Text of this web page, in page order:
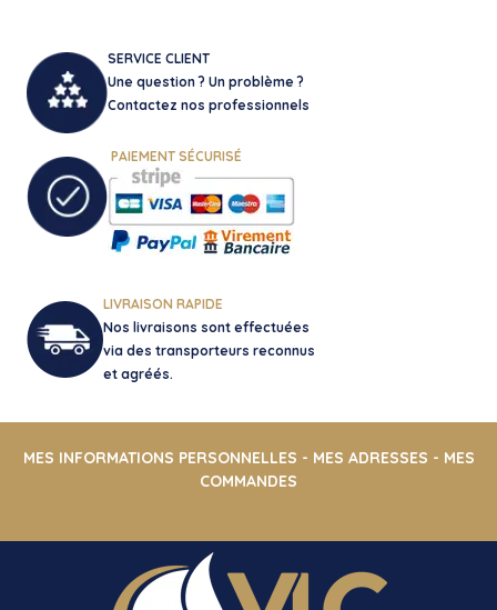
SERVICE CLIENT
Une question ? Un problème ?
Contactez nos professionnels
PAIEMENT SÉCURISÉ
LIVRAISON RAPIDE
Nos livraisons sont effectuées
via des transporteurs reconnus
et agréés.
MES INFORMATIONS PERSONNELLES - MES ADRESSES - MES
COMMANDES